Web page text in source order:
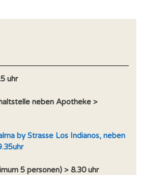
uhr
neben Apotheke >
by Strasse Los Indianos, neben
5 personen) > 8.30 uhr